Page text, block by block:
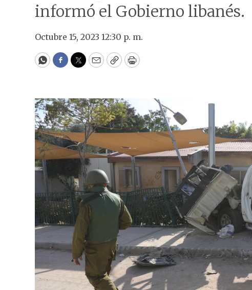
informó el Gobierno libanés.
Octubre 15, 2023 12:30 p. m.
WhatsApp
Facebook
Twitter
EmailCopyPrint